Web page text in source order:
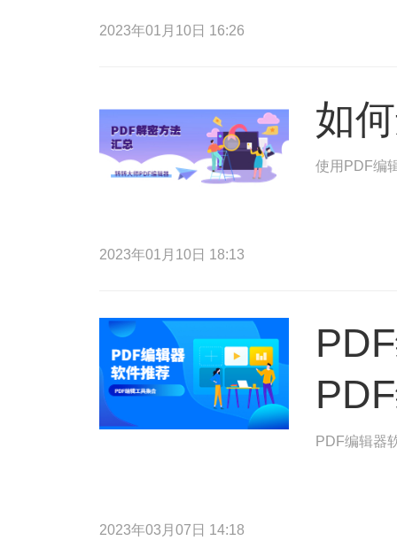
2023年01月10日 16:26
如
使用PDF编
2023年01月10日 18:13
PDF编辑器
2023年03月07日 14:18